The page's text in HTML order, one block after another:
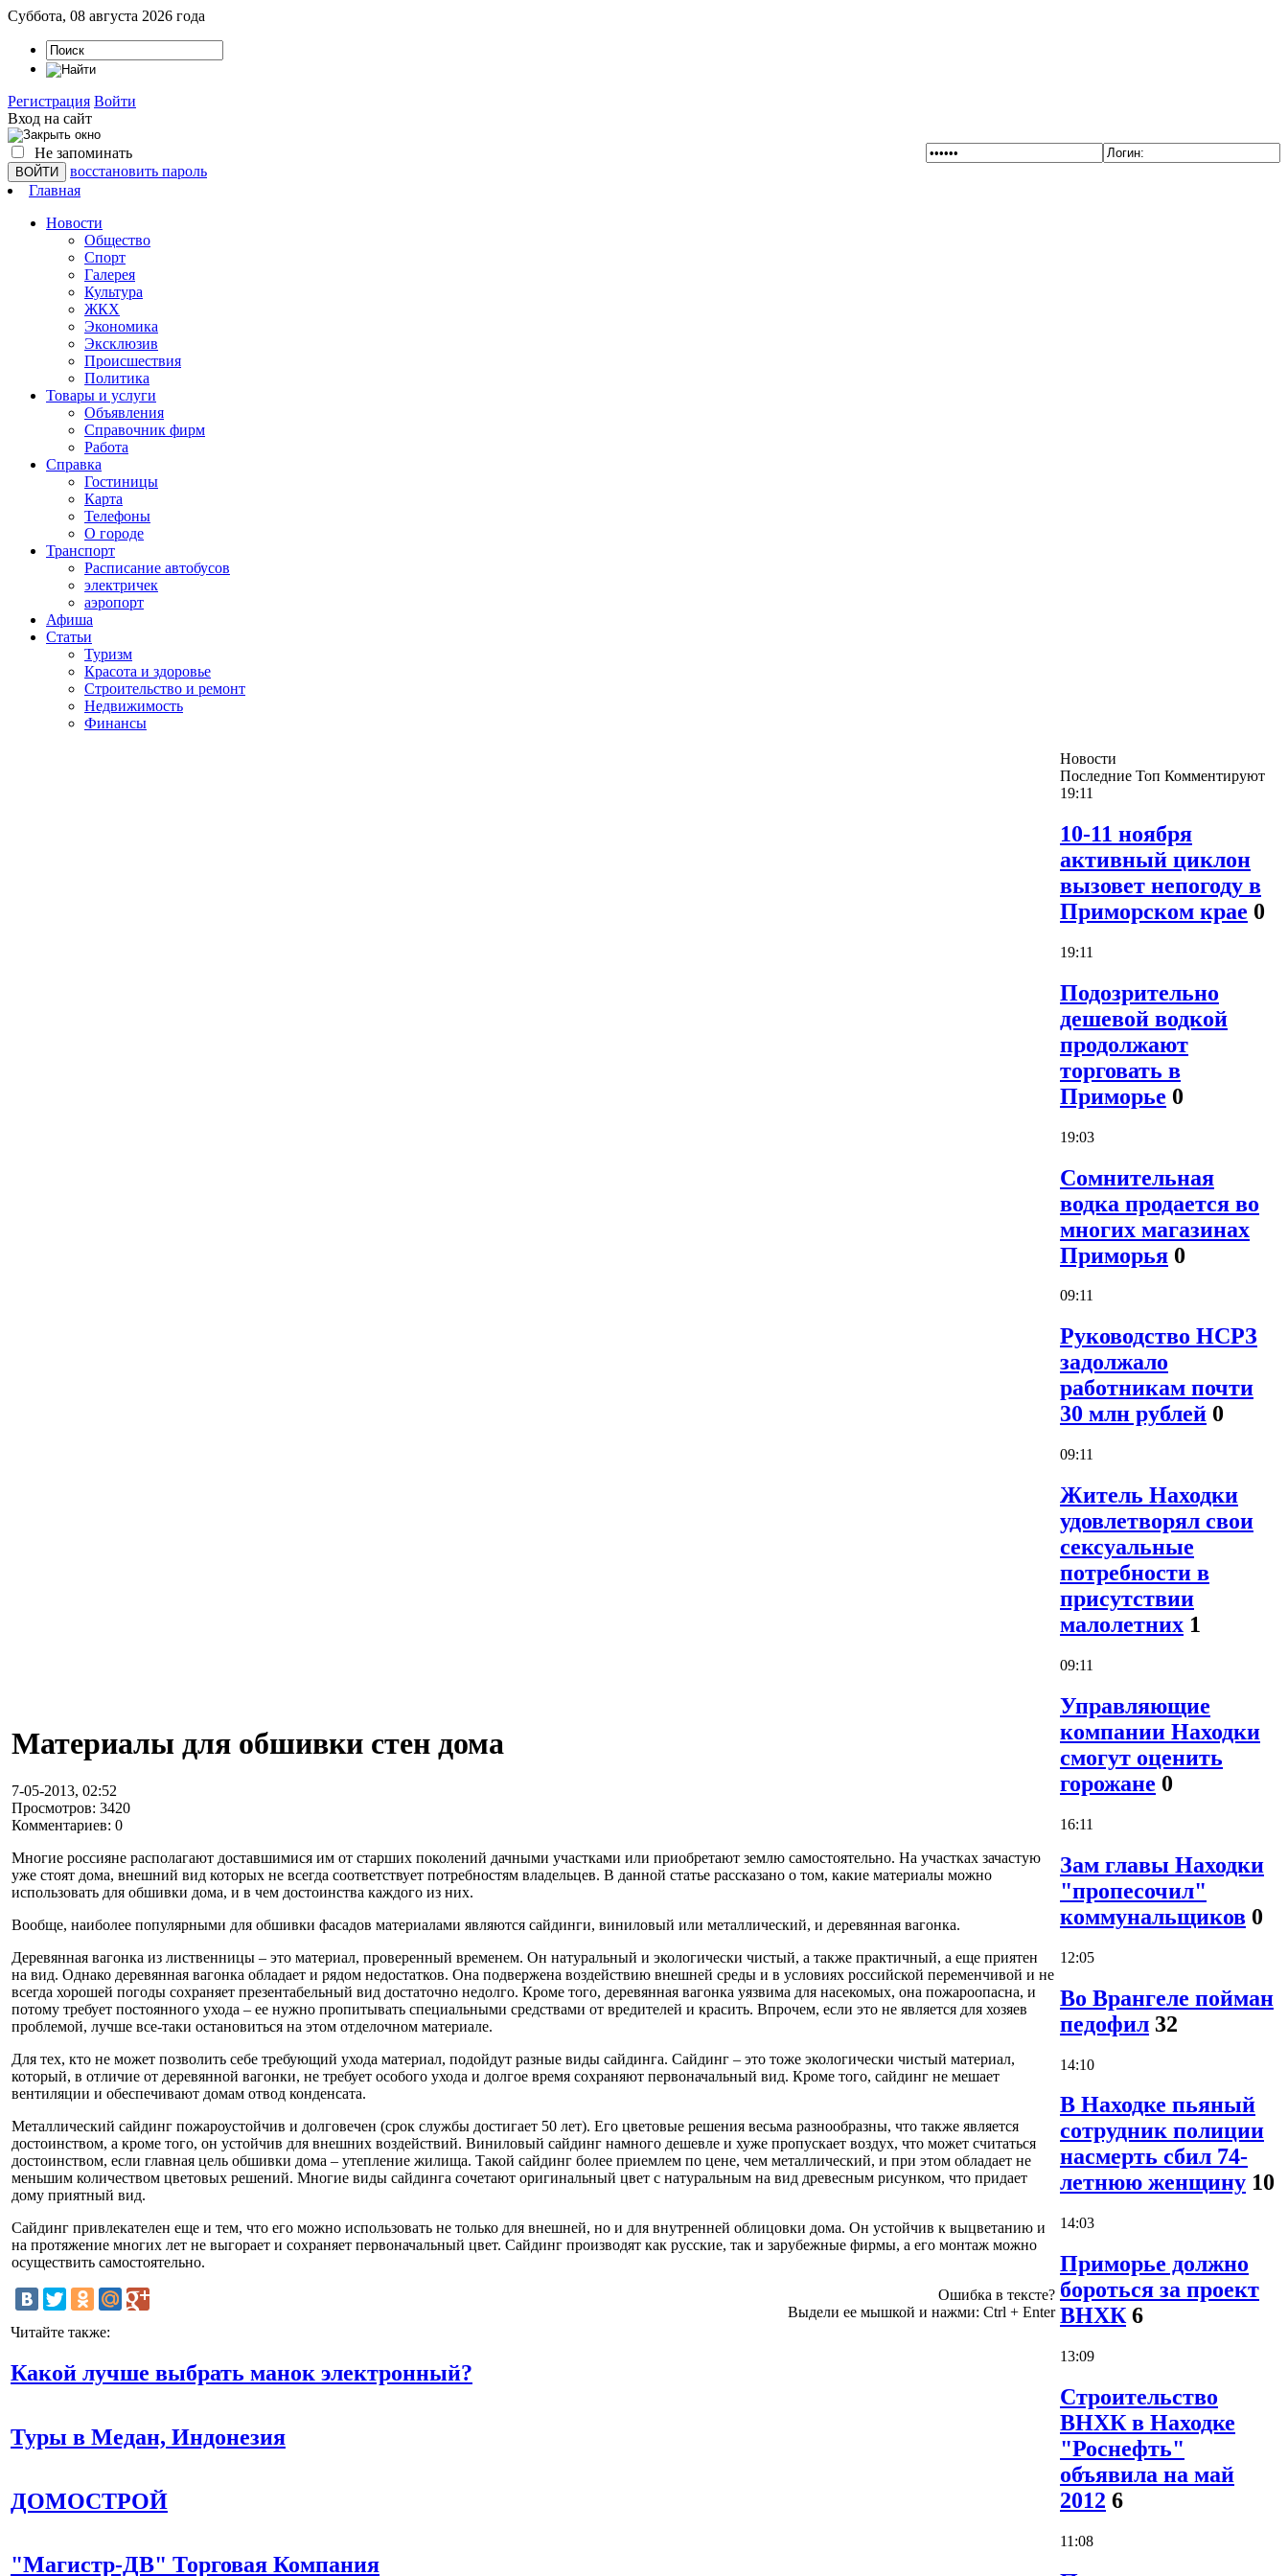
Суббота, 08 августа 2026 года
Регистрация Войти
Вход на сайт
Не запоминать
восстановить пароль
Главная
Новости
Общество
Спорт
Галерея
Культура
ЖКХ
Экономика
Эксклюзив
Проиcшествия
Политика
Товары и услуги
Объявления
Справочник фирм
Работа
Справка
Гостиницы
Карта
Телефоны
О городе
Транспорт
Расписание автобусов
электричек
аэропорт
Афиша
Статьи
Туризм
Красота и здоровье
Строительство и ремонт
Недвижимость
Финансы
Материалы для обшивки стен дома
7-05-2013, 02:52
Просмотров: 3420
Комментариев: 0
Многие россияне располагают доставшимися им от старших поколений дачными участками или приобретают землю самостоятельно. На участках зачастую
уже стоят дома, внешний вид которых не всегда соответствует потребностям владельцев. В данной статье рассказано о том, какие материалы можно
использовать для обшивки дома, и в чем достоинства каждого из них.
Вообще, наиболее популярными для обшивки фасадов материалами являются сайдинги, виниловый или металлический, и деревянная вагонка.
Деревянная вагонка из лиственницы – это материал, проверенный временем. Он натуральный и экологически чистый, а также практичный, а еще приятен
на вид. Однако деревянная вагонка обладает и рядом недостатков. Она подвержена воздействию внешней среды и в условиях российской переменчивой и не
всегда хорошей погоды сохраняет презентабельный вид достаточно недолго. Кроме того, деревянная вагонка уязвима для насекомых, она пожароопасна, и
потому требует постоянного ухода – ее нужно пропитывать специальными средствами от вредителей и красить. Впрочем, если это не является для хозяев
проблемой, лучше все-таки остановиться на этом отделочном материале.
Для тех, кто не может позволить себе требующий ухода материал, подойдут разные виды сайдинга. Сайдинг – это тоже экологически чистый материал,
который, в отличие от деревянной вагонки, не требует особого ухода и долгое время сохраняют первоначальный вид. Кроме того, сайдинг не мешает
вентиляции и обеспечивают домам отвод конденсата.
Металлический сайдинг пожароустойчив и долговечен (срок службы достигает 50 лет). Его цветовые решения весьма разнообразны, что также является
достоинством, а кроме того, он устойчив для внешних воздействий. Виниловый сайдинг намного дешевле и хуже пропускает воздух, что может считаться
достоинством, если главная цель обшивки дома – утепление жилища. Такой сайдинг более приемлем по цене, чем металлический, и при этом обладает не
меньшим количеством цветовых решений. Многие виды сайдинга сочетают оригинальный цвет с натуральным на вид древесным рисунком, что придает
дому приятный вид.
Сайдинг привлекателен еще и тем, что его можно использовать не только для внешней, но и для внутренней облицовки дома. Он устойчив к выцветанию и
на протяжение многих лет не выгорает и сохраняет первоначальный цвет. Сайдинг производят как русские, так и зарубежные фирмы, а его монтаж можно
осуществить самостоятельно.
Ошибка в тексте?
Выдели ее мышкой и нажми: Ctrl + Enter
Читайте также:
Какой лучше выбрать манок электронный?
Туры в Медан, Индонезия
ДОМОСТРОЙ
"Магистр-ДВ" Торговая Компания
Новости
Последние Топ Комментируют
19:11
10-11 ноября
активный циклон
вызовет непогоду в
Приморском крае 0
19:11
Подозрительно
дешевой водкой
продолжают
торговать в
Приморье 0
19:03
Сомнительная
водка продается во
многих магазинах
Приморья 0
09:11
Руководство НСРЗ
задолжало
работникам почти
30 млн рублей 0
09:11
Житель Находки
удовлетворял свои
сексуальные
потребности в
присутствии
малолетних 1
09:11
Управляющие
компании Находки
смогут оценить
горожане 0
16:11
Зам главы Находки
"пропесочил"
коммунальщиков 0
12:05
Во Врангеле пойман
педофил 32
14:10
В Находке пьяный
сотрудник полиции
насмерть сбил 74-
летнюю женщину 10
14:03
Приморье должно
бороться за проект
ВНХК 6
13:09
Строительство
ВНХК в Находке
"Роснефть"
объявила на май
2012 6
11:08